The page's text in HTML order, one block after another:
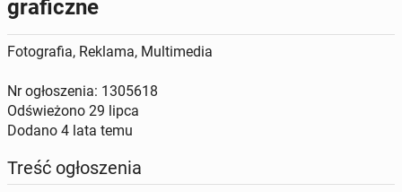
graficzne
Fotografia, Reklama, Multimedia
Nr ogłoszenia: 1305618
Odświeżono 29 lipca
Dodano 4 lata temu
Treść ogłoszenia